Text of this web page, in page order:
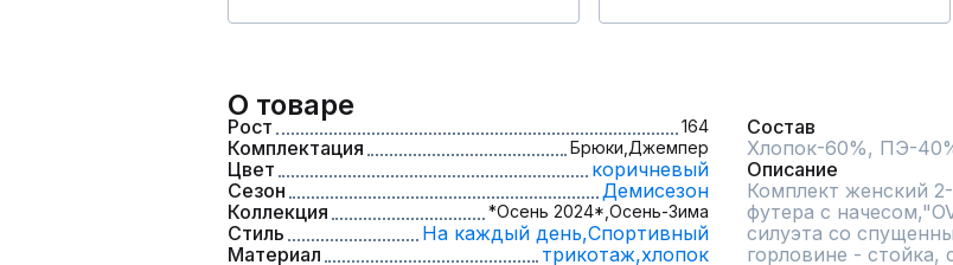
О товаре
Рост 164
Комплектация Брюки, Джемпер
Цвет
коричневый
Сезон
Демисезон
Коллекция
*Осень 2024*, Осень-Зима
Стиль На каждый день,Спортивный
Материал
трикотаж,хлопок
Состав
Хлопок-60%, ПЭ-
Описание
Комплект женский
футера с
силуэта со
горловине - стойка,